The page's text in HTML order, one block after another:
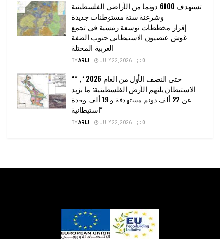
تستهدف 6000 دونما من الأراضي الفلسطينية
وشرعنة ستة مستوطنات جديدة
إقرار مخططات توسعة رئيسية في تجمع
غوش عتصيون الاستيطاني جنوب الضفة
الغربية المحتلة
BYARIJ JULY 22, 2026 0
“حتى النصف الأول من العام 2026 “, ”
الاستيطان يلتهم الأرض الفلسطينية: ما يزيد
عن 22 ألف دونم مستهدفة و 19 ألف وحدة
استيطانية”
BYARIJ JULY 22, 2026 0